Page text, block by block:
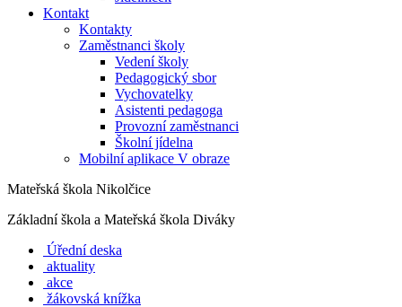
Kontakt
Kontakty
Zaměstnanci školy
Vedení školy
Pedagogický sbor
Vychovatelky
Asistenti pedagoga
Provozní zaměstnanci
Školní jídelna
Mobilní aplikace V obraze
Mateřská škola Nikolčice
Základní škola a Mateřská škola Diváky
Úřední deska
aktuality
akce
žákovská knížka